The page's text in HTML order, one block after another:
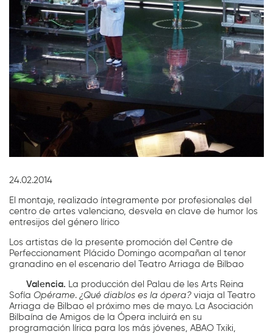
24.02.2014
El montaje, realizado íntegramente por profesionales del
centro de artes valenciano, desvela en clave de humor los
entresijos del género lírico
Los artistas de la presente promoción del Centre de
Perfeccionament Plácido Domingo acompañan al tenor
granadino en el escenario del Teatro Arriaga de Bilbao
Valencia. La producción del Palau de les Arts Reina
SofíaOpérame.¿Qué diablos es la ópera?viaja al Teatro
Arriaga de Bilbao el próximo mes de mayo. La Asociación
Bilbaína de Amigos de la Ópera incluirá en su
programación lírica para los más jóvenes, ABAO Txiki,